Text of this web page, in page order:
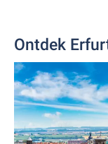
Ontdek